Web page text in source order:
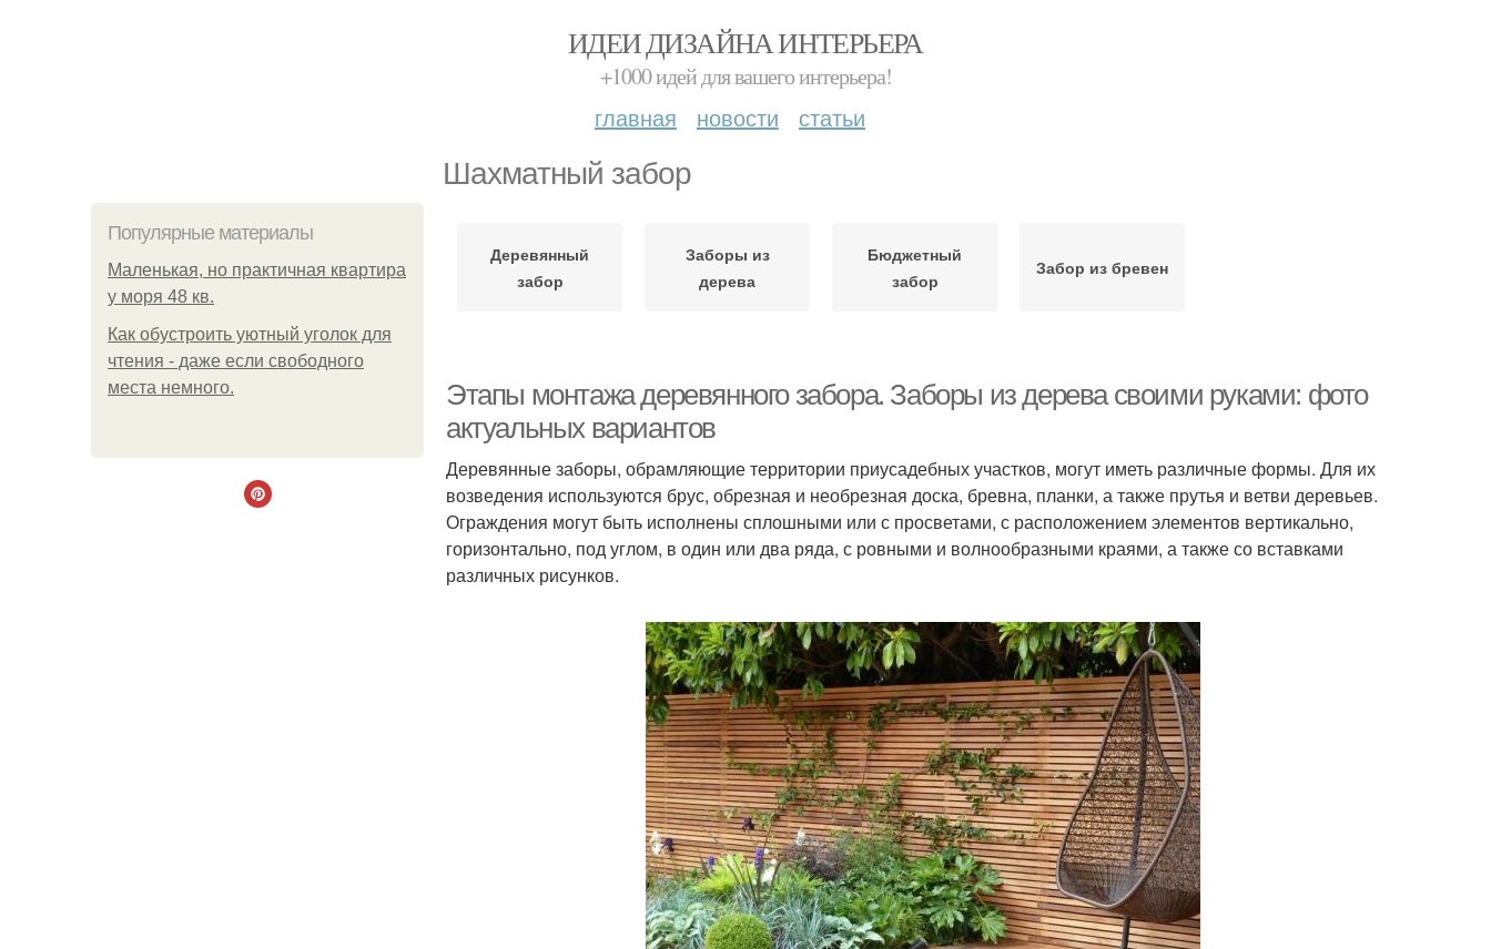
ИДЕИ ДИЗАЙНА ИНТЕРЬЕРА
+1000 идей для вашего интерьера!
главная новости статьи
Шахматный забор
Популярные материалы
Маленькая, но практичная квартира
у моря 48 кв.
Как обустроить уютный уголок для
чтения - даже если свободного
места немного.
Деревянный
забор
Заборы из
дерева
Бюджетный
забор
Забор из бревен
Этапы монтажа деревянного забора. Заборы из дерева своими руками: фото
актуальных вариантов
Деревянные заборы, обрамляющие территории приусадебных участков, могут иметь различные формы. Для их
возведения используются брус, обрезная и необрезная доска, бревна, планки, а также прутья и ветви деревьев.
Ограждения могут быть исполнены сплошными или с просветами, с расположением элементов вертикально,
горизонтально, под углом, в один или два ряда, с ровными и волнообразными краями, а также со вставками
различных рисунков.